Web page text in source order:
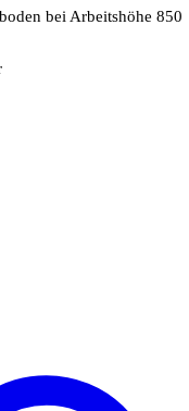
bei Arbeitshöhe 850